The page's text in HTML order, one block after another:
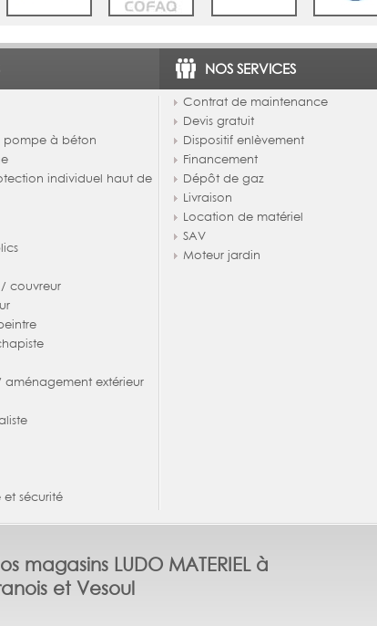
pompe à béton
individuel haut de
couvreur
aménagement extérieur
sécurité
NOS SERVICES
Contrat de maintenance
Devis gratuit
Dispositif enlèvement
Financement
Dépôt de gaz
Livraison
Location de matériel
SAV
Moteur jardin
magasins LUDO MATERIEL à
et Vesoul